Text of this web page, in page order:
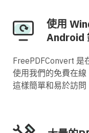
使用
Android
FreePDFConvert 是
使用我們的免費在線
這樣簡單和易於訪問